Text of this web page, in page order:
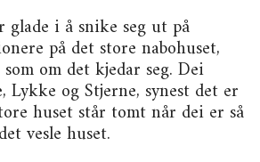
glade i å snike seg ut på
på det store nabohuset,
om det kjedar seg. Dei
og Stjerne, synest det er
huset står tomt når dei er så
vesle huset.